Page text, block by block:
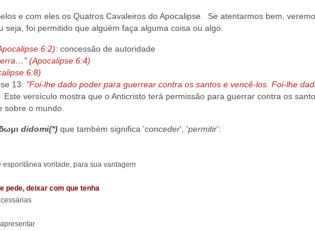
e com eles os Quatros Cavaleiros do Apocalipse. Se atentarmos bem,
seja, foi permitido que alguém faça alguma coisa ou algo.
6:2): concessão de autoridade
(Apocalipse 6:4)
6:8)
13: "Foi-lhe dado poder para guerrear contra os santos e vencê-los. Foi-lhe
Este versículo mostra que o Anticristo terá permissão para guerrar contra os
sobre o mundo.
didomi(*) que também significa 'conceder', 'permitir':
vontade, para sua vantagem
pede, deixar com que tenha